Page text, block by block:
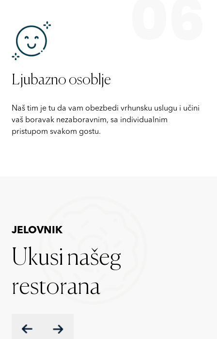
Ljubazno osoblje
Naš tim je tu da vam obezbedi vrhunsku uslugu i učini
vaš boravak nezaboravnim, sa individualnim
pristupom svakom gostu.
JELOVNIK
Ukusi našeg
restorana